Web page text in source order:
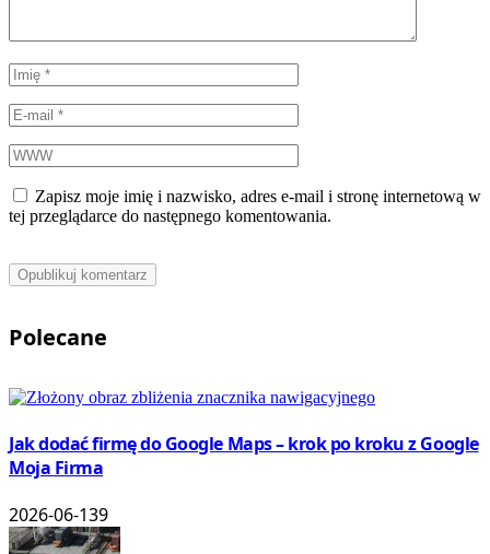
Zapisz moje imię i nazwisko, adres e-mail i stronę internetową w
tej przeglądarce do następnego komentowania.
Polecane
Jak dodać firmę do Google Maps – krok po kroku z Google
Moja Firma
2026-06-139